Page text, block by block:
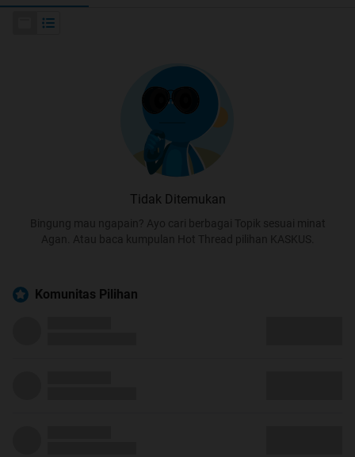
Tidak Ditemukan
Bingung mau ngapain? Ayo cari berbagai Topik sesuai minat
Agan. Atau baca kumpulan Hot Thread pilihan KASKUS.
Komunitas Pilihan